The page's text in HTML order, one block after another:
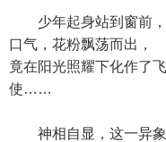
少年起身站到窗前，
口气，花粉飘荡而出，
竟在阳光照耀下化作了
使……
神相自显，这一异象